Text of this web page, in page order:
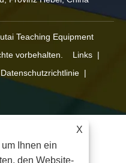
Teaching Equipment
vorbehalten. Links |
Datenschutzrichtlinie |
X
Ihnen ein
den Website-